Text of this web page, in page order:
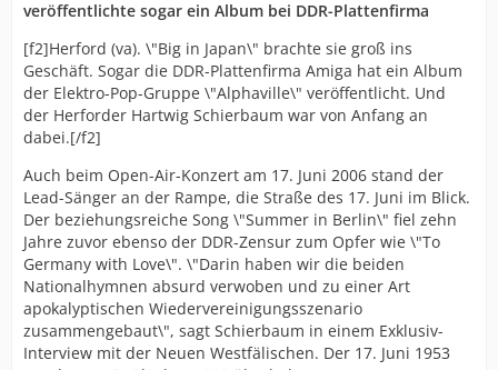
veröffentlichte sogar ein Album bei DDR-Plattenfirma
[f2]Herford (va). \"Big in Japan\" brachte sie groß ins
Geschäft. Sogar die DDR-Plattenfirma Amiga hat ein Album
der Elektro-Pop-Gruppe \"Alphaville\" veröffentlicht. Und
der Herforder Hartwig Schierbaum war von Anfang an
dabei.[/f2]
Auch beim Open-Air-Konzert am 17. Juni 2006 stand der
Lead-Sänger an der Rampe, die Straße des 17. Juni im Blick.
Der beziehungsreiche Song \"Summer in Berlin\" fiel zehn
Jahre zuvor ebenso der DDR-Zensur zum Opfer wie \"To
Germany with Love\". \"Darin haben wir die beiden
Nationalhymnen absurd verwoben und zu einer Art
apokalyptischen Wiedervereinigungsszenario
zusammengebaut\", sagt Schierbaum in einem Exklusiv-
Interview mit der Neuen Westfälischen. Der 17. Juni 1953